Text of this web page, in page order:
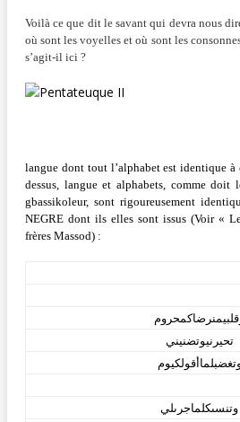
Voilà ce que dit le savant qui devra nous
où sont les voyelles et où sont les
s’agit-il ici ?
langue dont tout l’alphabet est identique
dessus, langue et alphabets, comme doit
gbassikoleur, sont rigoureusement
NEGRE dont ils elles sont issus (Voir «
frères Massod) :
تحيرنيوتضنيني
وتنسىكلماجرىلي